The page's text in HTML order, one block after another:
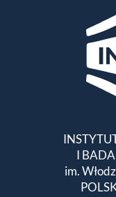
I
im.